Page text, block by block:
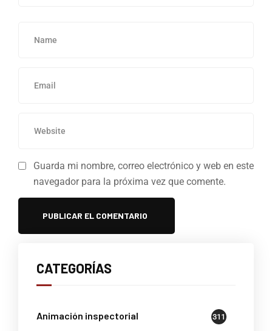
Guarda mi nombre, correo electrónico y web en este
navegador para la próxima vez que comente.
CATEGORÍAS
Animación inspectorial 311